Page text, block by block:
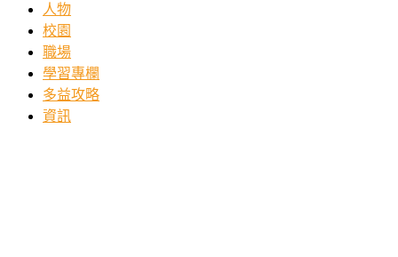
人物
校園
職場
學習專欄
多益攻略
資訊